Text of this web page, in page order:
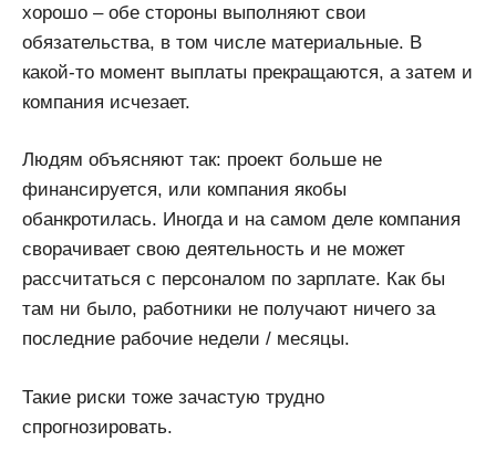
хорошо – обе стороны выполняют свои
обязательства, в том числе материальные. В
какой-то момент выплаты прекращаются, а затем и
компания исчезает.
Людям объясняют так: проект больше не
финансируется, или компания якобы
обанкротилась. Иногда и на самом деле компания
сворачивает свою деятельность и не может
рассчитаться с персоналом по зарплате. Как бы
там ни было, работники не получают ничего за
последние рабочие недели / месяцы.
Такие риски тоже зачастую трудно
спрогнозировать.